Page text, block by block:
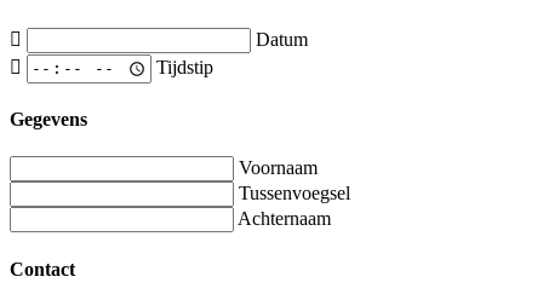
Datum
Tijdstip
Gegevens
Voornaam
Tussenvoegsel
Achternaam
Contact